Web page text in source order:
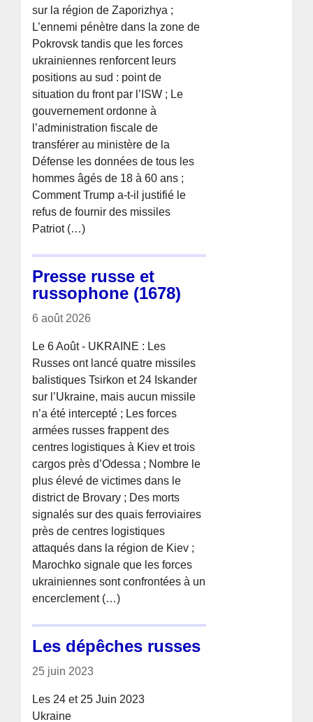
sur la région de Zaporizhya ;
L’ennemi pénètre dans la zone de
Pokrovsk tandis que les forces
ukrainiennes renforcent leurs
positions au sud : point de
situation du front par l’ISW ; Le
gouvernement ordonne à
l’administration fiscale de
transférer au ministère de la
Défense les données de tous les
hommes âgés de 18 à 60 ans ;
Comment Trump a-t-il justifié le
refus de fournir des missiles
Patriot (…)
Presse russe et
russophone (1678)
6 août 2026
Le 6 Août - UKRAINE : Les
Russes ont lancé quatre missiles
balistiques Tsirkon et 24 Iskander
sur l’Ukraine, mais aucun missile
n’a été intercepté ; Les forces
armées russes frappent des
centres logistiques à Kiev et trois
cargos près d’Odessa ; Nombre le
plus élevé de victimes dans le
district de Brovary ; Des morts
signalés sur des quais ferroviaires
près de centres logistiques
attaqués dans la région de Kiev ;
Marochko signale que les forces
ukrainiennes sont confrontées à un
encerclement (…)
Les dépêches russes
25 juin 2023
Les 24 et 25 Juin 2023
Ukraine